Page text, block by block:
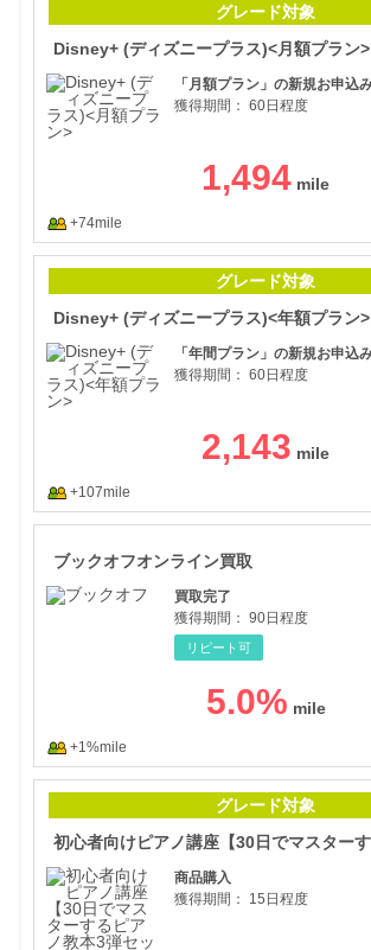
グレード対象
Disney+ (ディズニープラス)<月額プラン>
「月額プラン」の新規お申込
獲得期間： 60日程度
1,494
+74mile
グレード対象
Disney+ (ディズニープラス)<年額プラン>
「年間プラン」の新規お申込
獲得期間： 60日程度
2,143
+107mile
ブックオフオンライン買取
買取完了
獲得期間： 90日程度
リピート可
5.0%
+1%mile
グレード対象
商品購入
獲得期間：
15日程度